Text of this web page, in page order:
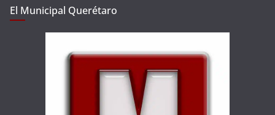
El Municipal Querétaro